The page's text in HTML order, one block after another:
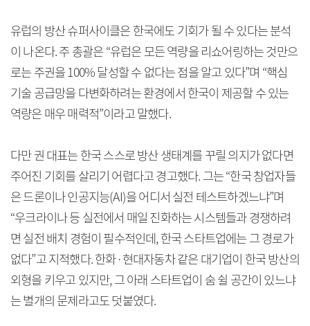
유럽의 방산 슈퍼사이클은 한국에도 기회가 될 수 있다는 분석
이 나온다. 주 총괄은 “유럽은 모든 역량을 리쇼어링하는 것만으
로는 주권을 100% 달성할 수 없다는 점을 알고 있다”며 “핵심
기술 공급망을 다변화하려는 환경에서 한국이 제공할 수 있는
역량은 매우 매력적”이라고 말했다.
다만 권 대표는 한국 스스로 방산 생태계를 꾸릴 의지가 없다면
주어진 기회를 살리기 어렵다고 경고했다. 그는 “한국 창업자들
은 드론이나 인공지능(AI)을 어디서 실전 테스트하겠느냐”며
“우크라이나 등 실전에서 매일 진화하는 시스템들과 경쟁하려
면 실전 배치 경험이 필수적인데, 한국 스타트업에는 그 경로가
없다”고 지적했다. 한화·현대자동차 같은 대기업이 한국 방산의
외형을 키우고 있지만, 그 아래 스타트업이 숨 쉴 공간이 있느냐
는 별개의 문제라고도 덧붙였다.